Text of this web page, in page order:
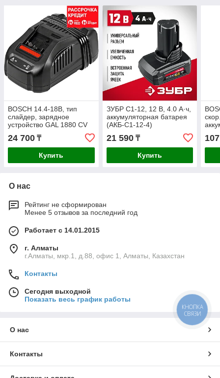
BOSCH 14.4-18B, тип
слайдер, зарядное
устройство GAL 1880 CV
24 700 ₸
Купить
ЗУБР С1-12, 12 В, 4.0 А·ч,
аккумуляторная батарея
(АКБ-С1-12-4)
21 590₸
Купить
О нас
Рейтинг не сформирован
Менее 5 отзывов за последний год
Работает с 14.01.2015
г. Алматы
г.Алматы, мкр.1, д.88, офис 1, Алматы, Казахстан
Контакты
Сегодня выходной
Показать весь график работы
О нас
Контакты
КНОПКА
СВЯЗИ